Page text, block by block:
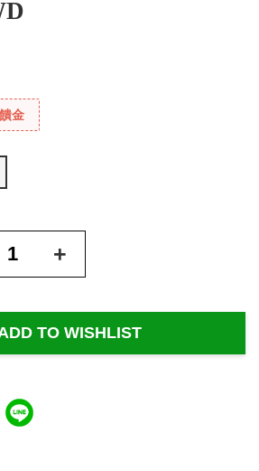
金
+
TO WISHLIST